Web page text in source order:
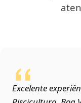
Excelente